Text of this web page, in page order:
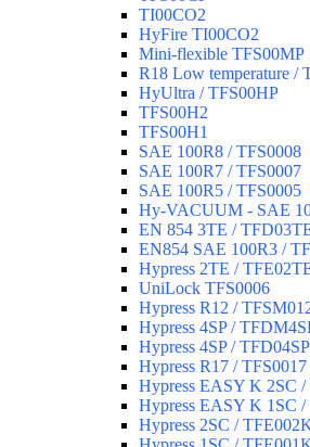
TI00CO2
HyFire TI00CO2
Mini-flexible TFS00MP
R18 Low temperature /
HyUltra / TFS00HP
TFS00H2
TFS00H1
SAE 100R8 / TFS0008
SAE 100R7 / TFS0007
SAE 100R5 / TFS0005
Hy-VACUUM - SAE
EN 854 3TE /
EN854 SAE 100R3 /
Hypress 2TE /
UniLock TFS0006
Hypress R12 /
Hypress 4SP /
Hypress 4SP / TFD04SP
Hypress R17 / TFS0017
Hypress EASY K 2SC
Hypress EASY K 1SC
Hypress 2SC /